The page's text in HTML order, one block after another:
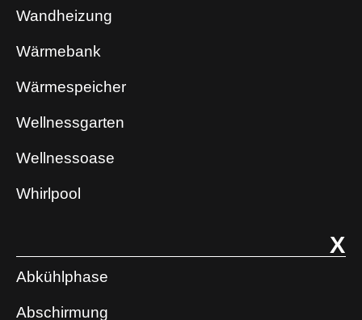
Wandheizung
Wärmebank
Wärmespeicher
Wellnessgarten
Wellnessoase
Whirlpool
X
Abkühlphase
Abschirmung